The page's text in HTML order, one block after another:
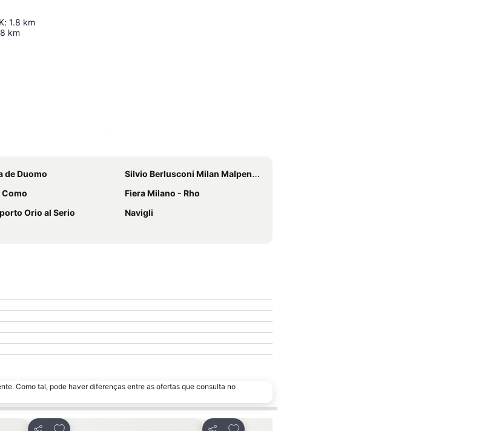
: 1.8 km
km
de Duomo
Silvio Berlusconi Milan Malpensa Airport
Como
Fiera Milano - Rho
Orio al Serio
Navigli
Como tal, pode haver diferenças entre as ofertas que consulta no
Adicionar aos favoritos Adicionar aos favoritos